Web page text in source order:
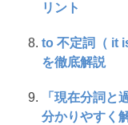
リント
to 不定詞（ it
を徹底解説
「現在分詞と
分かりやすく